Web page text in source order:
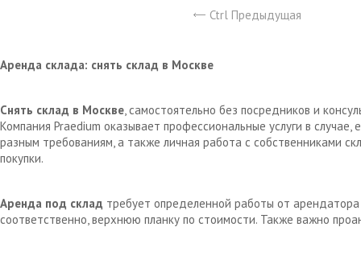
Ctrl Предыдущая
Аренда склада: снять склад в Москве
Снять склад в Москве, самостоятельно без посредников и
Компания Praedium оказывает профессиональные услуги в
разным требованиям, а также личная работа с собственниками
покупки.
Аренда под склад требует определенной работы от
соответственно, верхнюю планку по стоимости. Также важно